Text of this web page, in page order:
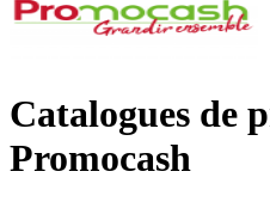
Catalogues de
Promocash